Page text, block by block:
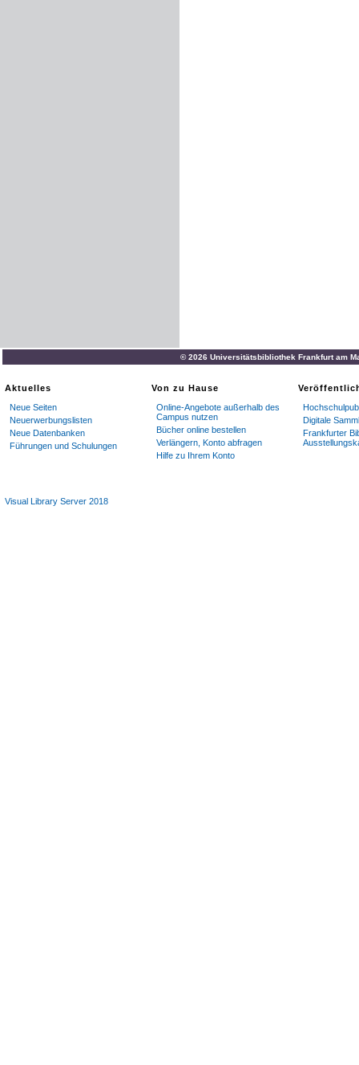
© 2026 Universitätsbibliothek Frankfurt am
Aktuelles
Neue Seiten
Neuerwerbungslisten
Neue Datenbanken
Führungen und Schulungen
Von zu Hause
Online-Angebote außerhalb des
Campus nutzen
Bücher online bestellen
Verlängern, Konto abfragen
Hilfe zu Ihrem Konto
Digitale
Frankfurter
Visual Library Server 2018